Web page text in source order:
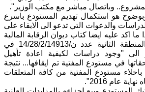
وباتصال مباشر مع مكتب الوزير".
هو استكمال تهديم المستودع باسرع
والدعوات التي تدعو الى الابقاء على
ما اكد عليه ايضا كتاب ديوان الرقابة المالية
الاتحادي/دائرة تدقيق المنطقة الثانية عدد ن/14/28/2/14913 في
اشار الى "وجود دراسات لكيفية اعادة تأهيل
في مستودع المفتية تم ايقافها... نتيجة
مستودع المفتية من كافة المتعلقات
عام 2016".